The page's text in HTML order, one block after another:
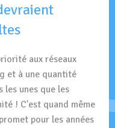
aux réseaux
et à une quantité
les unes que les
! C'est quand même
pour les années